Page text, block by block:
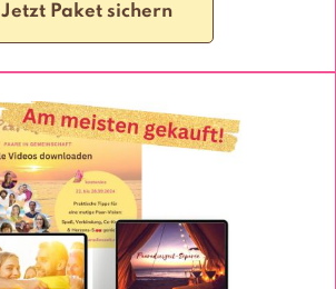
Jetzt Paket sichern